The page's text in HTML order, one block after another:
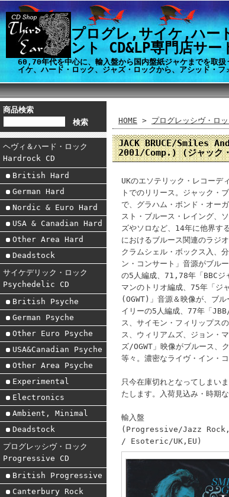
プログレ,サイケ,ハー
ント CD&LP専門店サー
60,70年代を中心に、輸入盤から国内盤紙ジャケまでを取扱
イケ、ハード・ロック、ジャズ・ロックから、アシッド・
商品検索
ヘヴィ＆ハード・ロック
Hardrock CD
British Hard
German Hard
Nordic & Euro Hard
USA & Canadian Hard
Other Area Hard
Deadstock
サイケデリック・ロック
Psychedelic CD
British Psyche
German Psyche
Other Euro Psyche
USA&Canadian Psyche
Other Area Psyche
Experimental
Electronics
Ambient, Minimal
Deadstock
プログレッシヴ・ロック
Progressive CD
British Progressive
Canterbury Rock
HOME > プログレッシヴ・
JACK BRUCE/Smiles
2001/Comp.) (ジャック
UKのエソテリック・レコー
トでのリリース。ジャック・
で、グラハム・ボンド・オー
スト・ブルース・レイング、
ズやソロなど、14年に他界す
におけるブルース関連のラジ
クラムシェル・ボックス入、
ン・コンサート」音源がブル
の5人編成、71,78年「BBCジ
マンのトリオ編成、75年「ジ
(OGWT)」音源＆映像が、ブ
イリーの5人編成、77年「
ス、サイモン・フィリップス
ス、ウィリアムズ、ジョン・
ズ/OGWT」映像がブルース、
等々。濃密なライヴ・イン・
只今在庫切れとなってしまい
たします。入荷見込み・時期
輸入盤
(Progressive/Jazz
/ Esoteric/UK,EU)